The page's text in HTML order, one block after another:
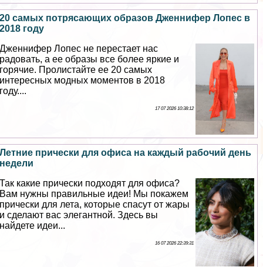
20 самых потрясающих образов Дженнифер Лопес в
2018 году
Дженнифер Лопес не перестает нас
радовать, а ее образы все более яркие и
горячие. Пролистайте ее 20 самых
интересных модных моментов в 2018
году....
17 07 2026 10:38:12
Летние прически для офиса на каждый рабочий день
недели
Так какие прически подходят для офиса?
Вам нужны правильные идеи! Мы покажем
прически для лета, которые спасут от жары
и сделают вас элегантной. Здесь вы
найдете идеи...
16 07 2026 22:39:31